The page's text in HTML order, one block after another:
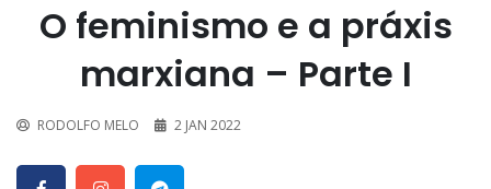
O feminismo e a práxis
marxiana – Parte I
RODOLFO MELO 2 JAN 2022